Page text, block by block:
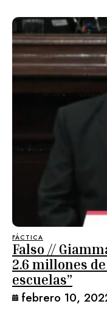
FÁCTICA
Falso //
2.6 millones
escuelas”
febrero 10,